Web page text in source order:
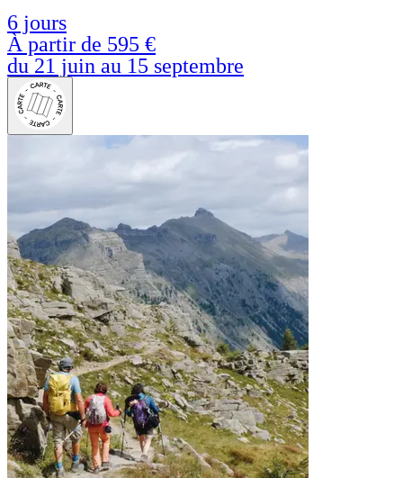
6 jours
À partir de 595 €
du 21 juin au 15 septembre